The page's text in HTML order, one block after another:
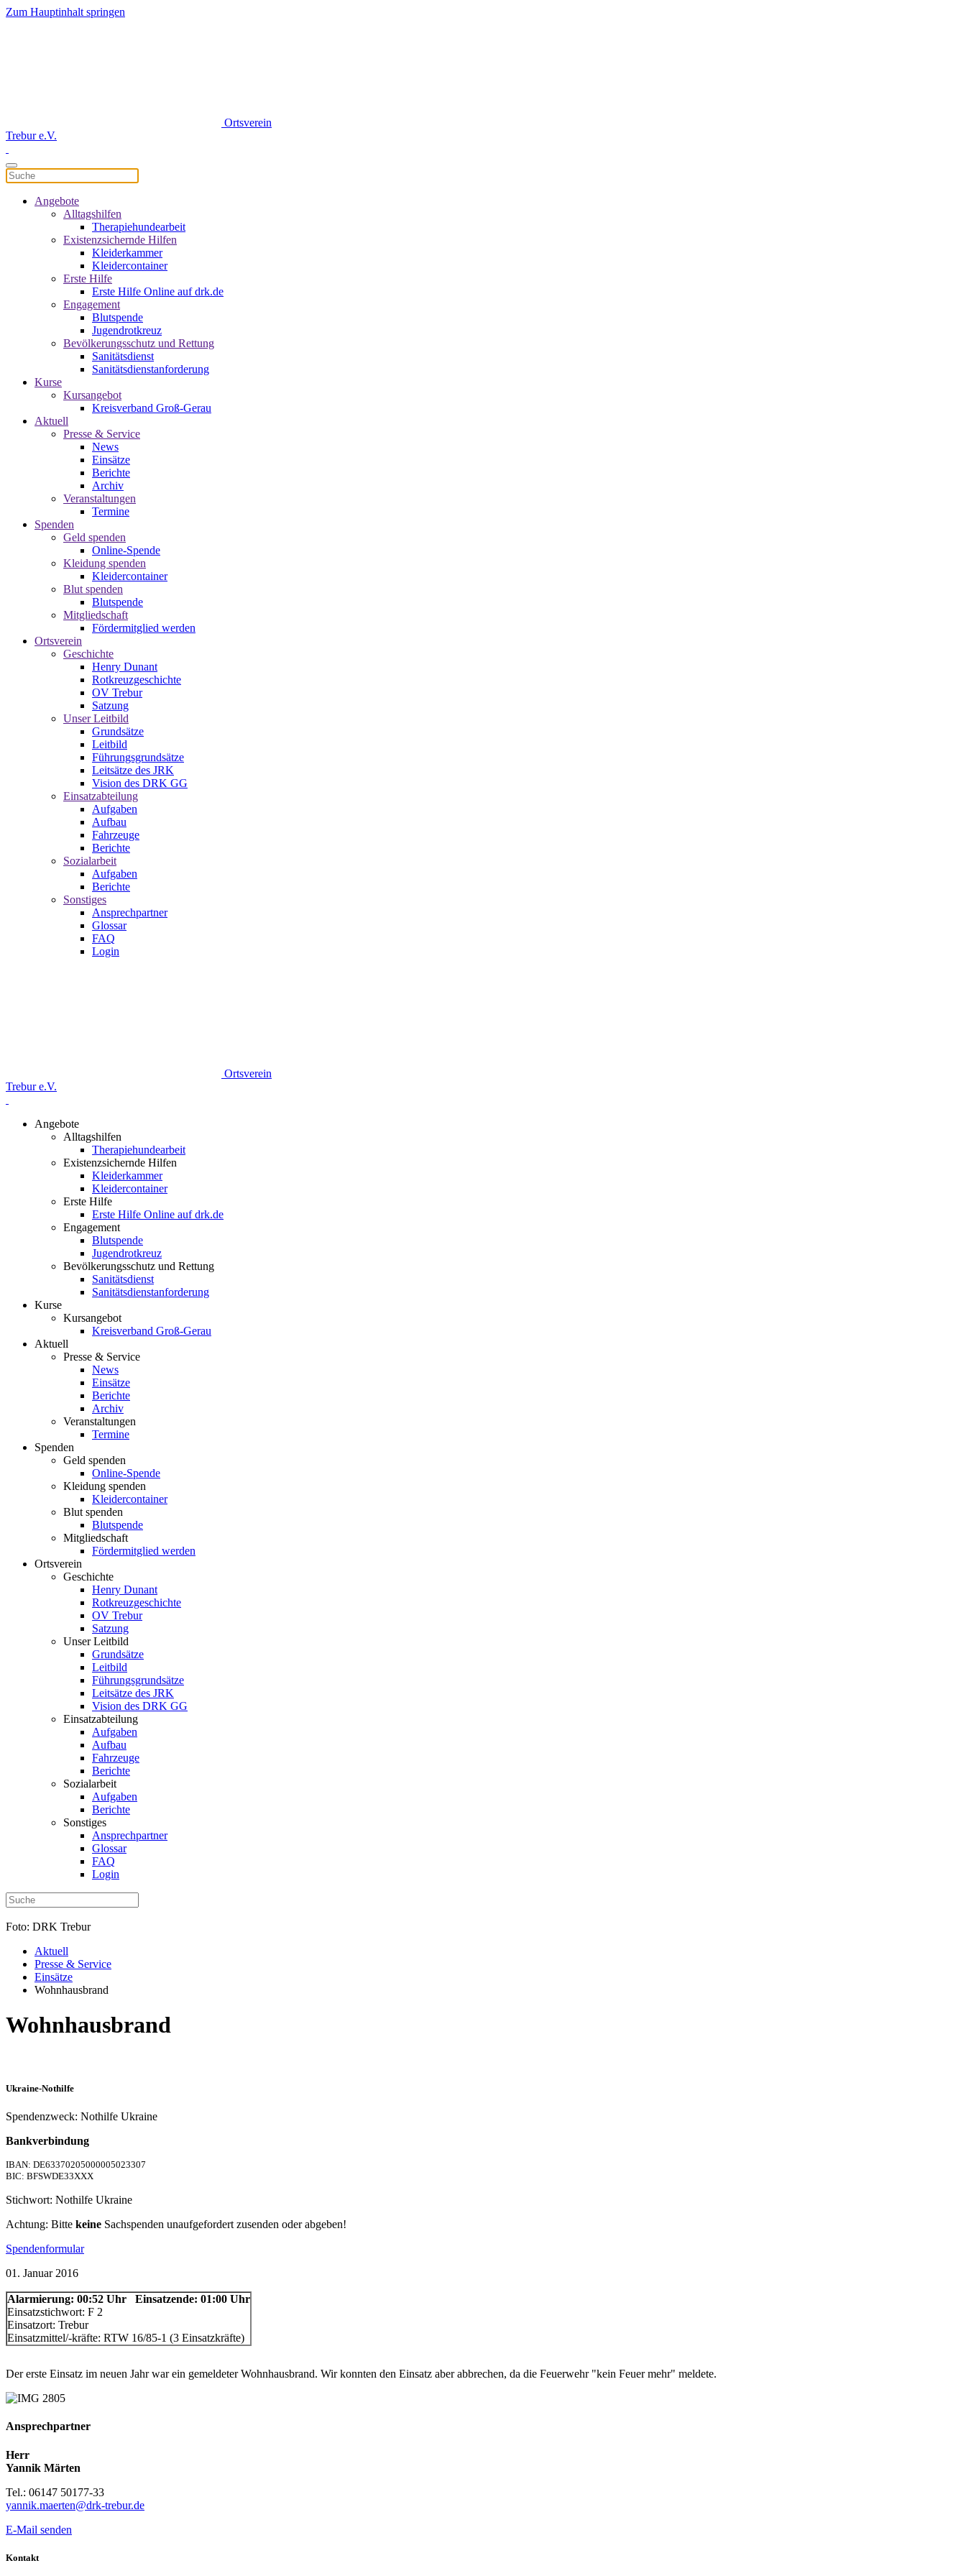
Zum Hauptinhalt springen
Ortsverein
Trebur e.V.
Angebote
Alltagshilfen
Therapiehundearbeit
Existenzsichernde Hilfen
Kleiderkammer
Kleidercontainer
Erste Hilfe
Erste Hilfe Online auf drk.de
Engagement
Blutspende
Jugendrotkreuz
Bevölkerungsschutz und Rettung
Sanitätsdienst
Sanitätsdienstanforderung
Kurse
Kursangebot
Kreisverband Groß-Gerau
Aktuell
Presse & Service
News
Einsätze
Berichte
Archiv
Veranstaltungen
Termine
Spenden
Geld spenden
Online-Spende
Kleidung spenden
Kleidercontainer
Blut spenden
Blutspende
Mitgliedschaft
Fördermitglied werden
Ortsverein
Geschichte
Henry Dunant
Rotkreuzgeschichte
OV Trebur
Satzung
Unser Leitbild
Grundsätze
Leitbild
Führungsgrundsätze
Leitsätze des JRK
Vision des DRK GG
Einsatzabteilung
Aufgaben
Aufbau
Fahrzeuge
Berichte
Sozialarbeit
Aufgaben
Berichte
Sonstiges
Ansprechpartner
Glossar
FAQ
Login
Ortsverein
Trebur e.V.
Angebote
Alltagshilfen
Therapiehundearbeit
Existenzsichernde Hilfen
Kleiderkammer
Kleidercontainer
Erste Hilfe
Erste Hilfe Online auf drk.de
Engagement
Blutspende
Jugendrotkreuz
Bevölkerungsschutz und Rettung
Sanitätsdienst
Sanitätsdienstanforderung
Kurse
Kursangebot
Kreisverband Groß-Gerau
Aktuell
Presse & Service
News
Einsätze
Berichte
Archiv
Veranstaltungen
Termine
Spenden
Geld spenden
Online-Spende
Kleidung spenden
Kleidercontainer
Blut spenden
Blutspende
Mitgliedschaft
Fördermitglied werden
Ortsverein
Geschichte
Henry Dunant
Rotkreuzgeschichte
OV Trebur
Satzung
Unser Leitbild
Grundsätze
Leitbild
Führungsgrundsätze
Leitsätze des JRK
Vision des DRK GG
Einsatzabteilung
Aufgaben
Aufbau
Fahrzeuge
Berichte
Sozialarbeit
Aufgaben
Berichte
Sonstiges
Ansprechpartner
Glossar
FAQ
Login
Foto: DRK Trebur
Aktuell
Presse & Service
Einsätze
Wohnhausbrand
Wohnhausbrand
Ukraine-Nothilfe
Spendenzweck: Nothilfe Ukraine
Bankverbindung
IBAN: DE63370205000005023307
BIC: BFSWDE33XXX
Stichwort: Nothilfe Ukraine
Achtung: Bitte keine Sachspenden unaufgefordert zusenden oder abgeben!
Spendenformular
01. Januar 2016
Alarmierung: 00:52 Uhr Einsatzende: 01:00 Uhr
Einsatzstichwort: F 2
Einsatzort: Trebur
Einsatzmittel/-kräfte: RTW 16/85-1 (3 Einsatzkräfte)
Der erste Einsatz im neuen Jahr war ein gemeldeter Wohnhausbrand. Wir konnten den Einsatz aber abbrechen, da die Feuerwehr "kein Feuer mehr" meldete.
Ansprechpartner
Herr
Yannik Märten
Tel.: 06147 50177-33
yannik.maerten@drk-trebur.de
E-Mail senden
Kontakt